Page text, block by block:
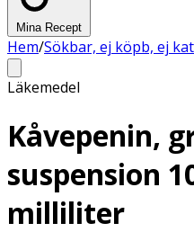
Mina Recept
Hem/Sökbar, ej köpb, ej kat
Läkemedel
Kåvepenin,
suspension
milliliter